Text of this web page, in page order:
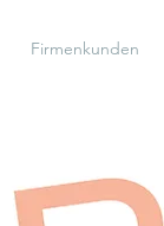
Firmenkunden